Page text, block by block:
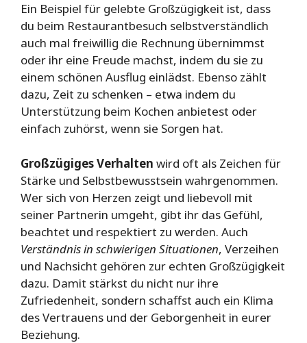
Ein Beispiel für gelebte Großzügigkeit ist, dass
du beim Restaurantbesuch selbstverständlich
auch mal freiwillig die Rechnung übernimmst
oder ihr eine Freude machst, indem du sie zu
einem schönen Ausflug einlädst. Ebenso zählt
dazu, Zeit zu schenken – etwa indem du
Unterstützung beim Kochen anbietest oder
einfach zuhörst, wenn sie Sorgen hat.
Großzügiges Verhalten wird oft als Zeichen für
Stärke und Selbstbewusstsein wahrgenommen.
Wer sich von Herzen zeigt und liebevoll mit
seiner Partnerin umgeht, gibt ihr das Gefühl,
beachtet und respektiert zu werden. Auch
Verständnis in schwierigen Situationen, Verzeihen
und Nachsicht gehören zur echten Großzügigkeit
dazu. Damit stärkst du nicht nur ihre
Zufriedenheit, sondern schaffst auch ein Klima
des Vertrauens und der Geborgenheit in eurer
Beziehung.